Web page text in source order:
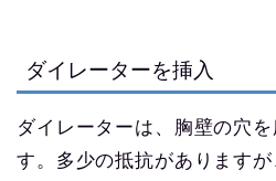
ダイレーターを挿入
ダイレーターは、胸壁の穴
す。多少の抵抗があります